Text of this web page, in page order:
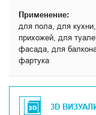
Применение:
для пола, для
прихожей, для
фасада, для
фартука
3D